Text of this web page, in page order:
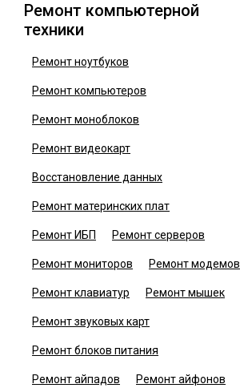
Ремонт компьютерной
техники
Ремонт ноутбуков
Ремонт компьютеров
Ремонт моноблоков
Ремонт видеокарт
Восстановление данных
Ремонт материнских плат
Ремонт ИБП Ремонт серверов
Ремонт мониторов Ремонт модемов
Ремонт клавиатур Ремонт мышек
Ремонт звуковых карт
Ремонт блоков питания
Ремонт айпадов Ремонт айфонов